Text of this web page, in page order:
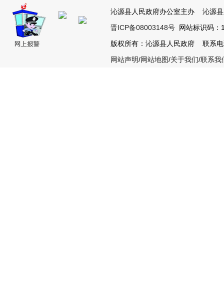
沁源县人民政府办公室主办 沁源
晋ICP备08003148号 网站标识码
版权所有：沁源县人民政府 联系
网站声明/网站地图/关于我们/联系我